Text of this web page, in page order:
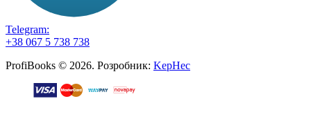
Telegram:
+38 067 5 738 738
ProfiBooks © 2026. Розробник: KepHec